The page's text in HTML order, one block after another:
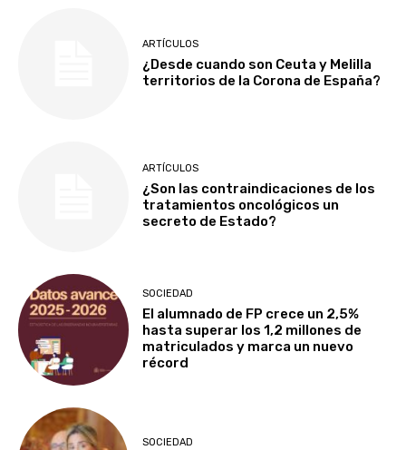
ARTÍCULOS
¿Desde cuando son Ceuta y Melilla
territorios de la Corona de España?
ARTÍCULOS
¿Son las contraindicaciones de los
tratamientos oncológicos un
secreto de Estado?
SOCIEDAD
El alumnado de FP crece un 2,5%
hasta superar los 1,2 millones de
matriculados y marca un nuevo
récord
SOCIEDAD